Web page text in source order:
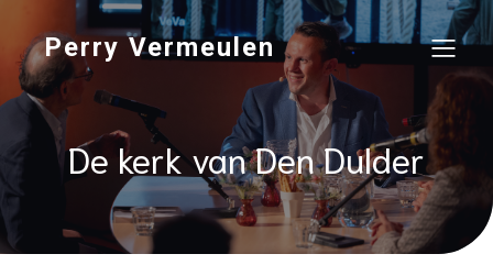
Perry Vermeulen
De kerk van Den Dulder